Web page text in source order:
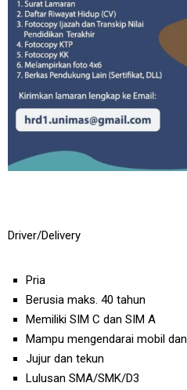
Driver/Delivery
Pria
Berusia maks. 40 tahun
Memiliki SIM C dan SIM A
Mampu mengendarai mobil
Jujur dan tekun
Lulusan SMA/SMK/D3